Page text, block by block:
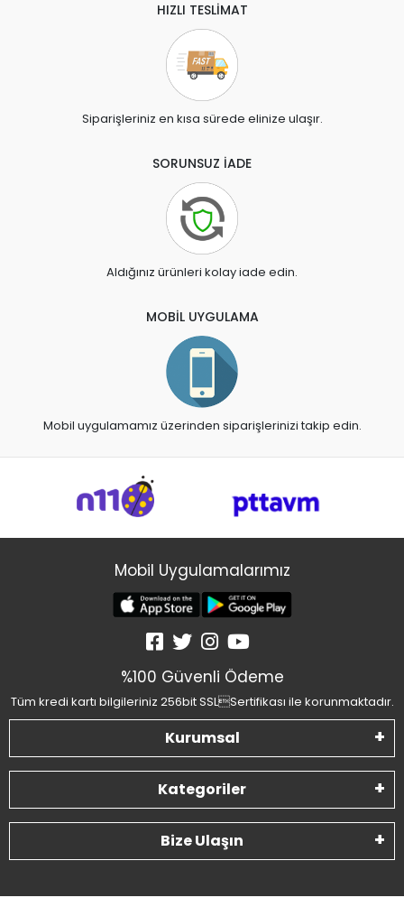
HIZLI TESLİMAT
Siparişleriniz en kısa sürede elinize ulaşır.
SORUNSUZ İADE
Aldığınız ürünleri kolay iade edin.
MOBİL UYGULAMA
Mobil uygulamamız üzerinden siparişlerinizi takip edin.
Mobil Uygulamalarımız
%100 Güvenli Ödeme
Tüm kredi kartı bilgileriniz 256bit SSLSertifikası ile korunmaktadır.
Kurumsal
Kategoriler
Bize Ulaşın